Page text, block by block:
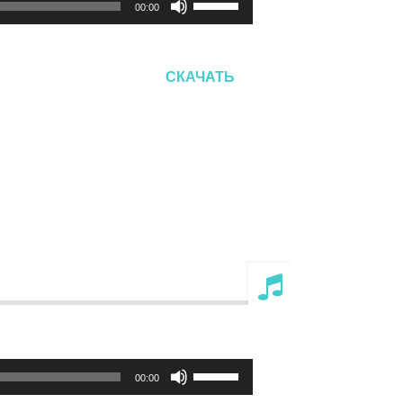
00:00
клавиши
вниз,
СКАЧАТЬ
00:00
Используйте
клавиши